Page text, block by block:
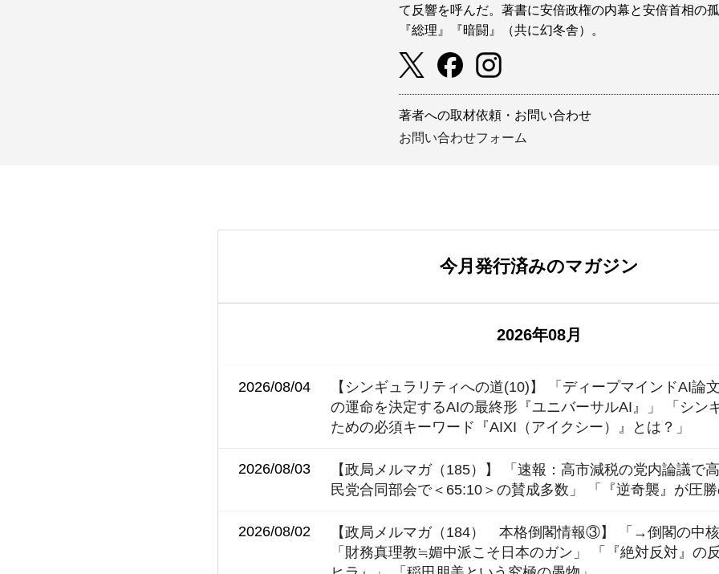
て反響を呼んだ。著書に安倍政権の内幕と安倍首相の
『総理』『暗闘』（共に幻冬舎）。
著者への取材依頼・お問い合わせ
お問い合わせフォーム
今月発行済みのマガジン
2026年08月
2026/08/04
【シンギュラリティへの道(10)】 「ディープマインドAI論
の運命を決定するAIの最終形『ユニバーサルAI』」 「シン
ための必須キーワード『AIXI（アイクシー）』とは？」
2026/08/03
【政局メルマガ（185）】 「速報：高市減税の党内論議で
民党合同部会で＜65:10＞の賛成多数」 「『逆奇襲』が圧勝
2026/08/02
【政局メルマガ（184） 本格倒閣情報③】 「→倒閣の中核
「財務真理教≒媚中派こそ日本のガン」 「『絶対反対』の